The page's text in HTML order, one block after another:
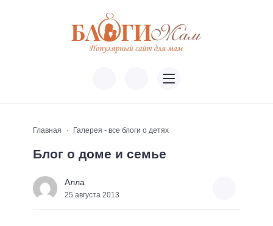
Главная Галерея - все блоги о детях
Блог о доме и семье
Алла
25 августа 2013